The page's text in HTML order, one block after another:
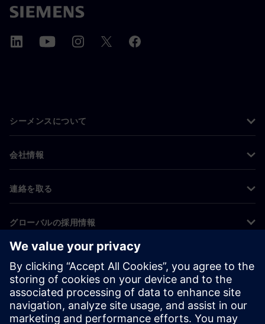
シーメンスについて
会社情報
連絡を取る
グローバルの採用情報
©Siemens 2026
コーポレート情報